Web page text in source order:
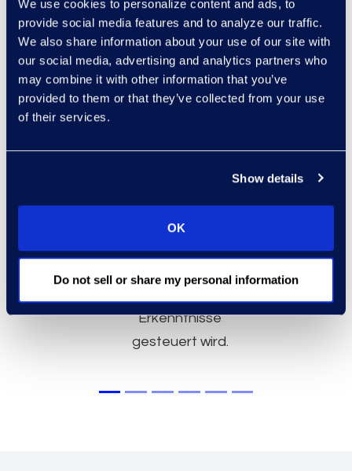
We use cookies to personalize content and ads, to
provide social media features and to analyze our traffic.
We also share information about your use of our site with
our social media, advertising and analytics partners who
may combine it with other information that you’ve
provided to them or that they’ve collected from your use
of their services.
Show details
OK
Do not sell or share my personal information
anders zu
denken und zu
arbeiten, indem
Sie einen
ganzheitlichen
der Menschen,
optimal
Erkenntnisse
gesteuert wird.